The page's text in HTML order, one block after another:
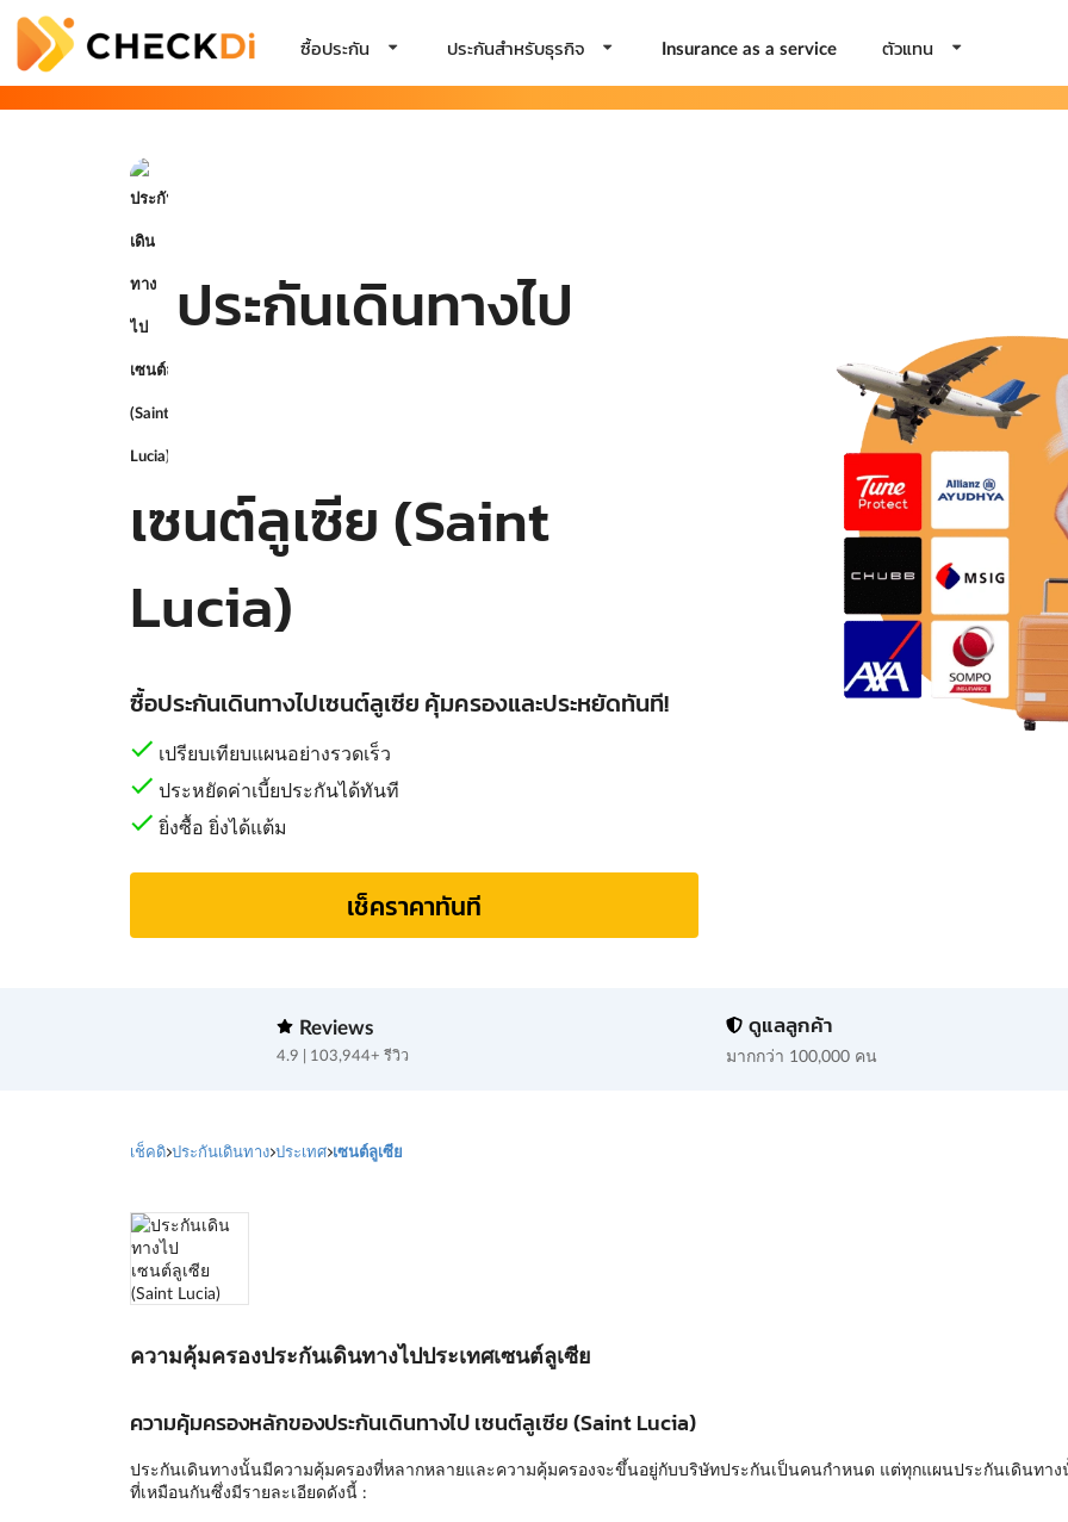
ซื้อประกัน ประกันสำหรับธุรกิจ Insurance as a service ตัวแทน
ประกันเดินทางไป
เซนต์ลูเซีย (Saint
Lucia)
ซื้อประกันเดินทางไปเซนต์ลูเซีย คุ้มครองและประหยัดทันที!
เปรียบเทียบแผนอย่างรวดเร็ว
ประหยัดค่าเบี้ยประกันได้ทันที
ยิ่งซื้อ ยิ่งได้แต้ม
เช็คราคาทันที
Reviews
4.9 | 103,944+ รีวิว
ดูแลลูกค้า
มากกว่า 100,000 คน
เช็คดิ ประกันเดินทาง ประเทศ เซนต์ลูเซีย
ความคุ้มครองประกันเดินทางไปประเทศเซนต์ลูเซีย
ความคุ้มครองหลักของประกันเดินทางไป เซนต์ลูเซีย (Saint Lucia)
ประกันเดินทางนั้นมีความคุ้มครองที่หลากหลายและความคุ้มครองจะขึ้นอยู่กับบริษัทประกันเป็นคนกำหนด แต่ทุกแผนประกันเดินทา
ที่เหมือนกันซึ่งมีรายละเอียดดังนี้ :